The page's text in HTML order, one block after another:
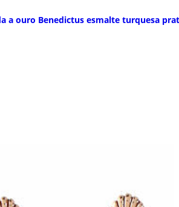
a ouro Benedictus esmalte turquesa